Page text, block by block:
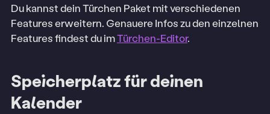
Du kannst dein Türchen Paket mit verschiedenen
Features erweitern. Genauere Infos zu den einzelnen
Features findest du imTürchen-Editor.
Speicherplatz für deinen
Kalender